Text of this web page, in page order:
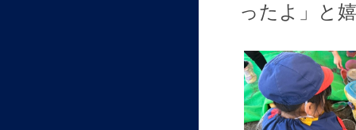
ったよ」と